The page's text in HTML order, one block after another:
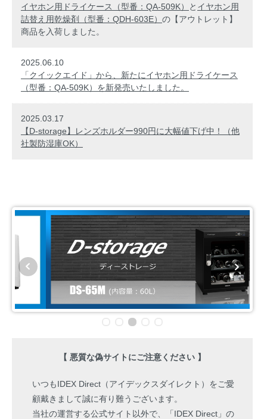
イヤホン用ドライケース（型番：QA-509K）
と イヤホン用
詰替え用乾燥剤（型番：QDH-603E） の【アウトレット】
商品を入荷しました。
2025.06.10
「クイックエイド」から、新たにイヤホン用ドライケース
（型番：QA-509K）を新発売いたしました。
2025.03.17
【D-storage】レンズホルダー990円に大幅値下げ中！（他
社製防湿庫OK）
【 悪質な偽サイトにご注意ください 】
いつもIDEX Direct（アイデックスダイレクト）をご愛
顧戴きまして誠に有り難うございます。
当社の運営する公式サイト以外で、「IDEX Direct」の